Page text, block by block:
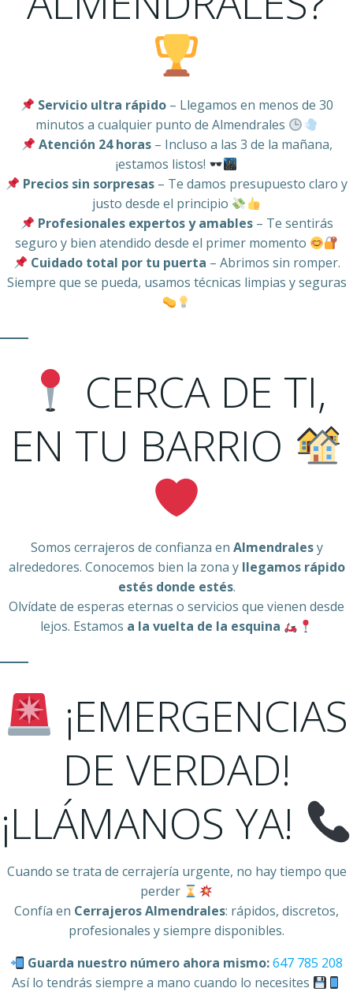
Servicio ultra rápido– Llegamos en menos de 30
minutos a cualquier punto de Almendrales
Atención 24 horas– Incluso a las 3 de la mañana,
¡estamos listos!
Precios sin sorpresas – Te damos presupuesto claro y
justo desde el principio
Profesionales expertos y amables– Te sentirás
seguro y bien atendido desde el primer momento
Cuidado total por tu puerta – Abrimos sin romper.
Siempre que se pueda, usamos técnicas limpias y seguras
CERCA DE TI,
EN TU BARRIO
Somos cerrajeros de confianza en Almendralesy
alrededores. Conocemos bien la zona y llegamos rápido
estés donde estés.
Olvídate de esperas eternas o servicios que vienen desde
lejos. Estamos a la vuelta de la esquina
¡EMERGENCIAS
DE VERDAD!
¡LLÁMANOS YA!
Cuando se trata de cerrajería urgente, no hay tiempo que
perder
Confía en Cerrajeros Almendrales: rápidos, discretos,
profesionales y siempre disponibles.
Guarda nuestro número ahora mismo:647 785 208
Así lo tendrás siempre a mano cuando lo necesites